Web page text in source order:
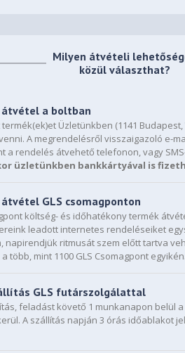
Milyen átvételi
közül választhat?
átvétel a boltban
Üzletünkben (1141
A megrendelésről visszaigazoló e-
a rendelés átvehető telefonon, vagy
üzletünkben bankkártyával is
GLS csomagponton
költség- és időhatékony termék
leadott internetes rendeléseiket
napirendjük ritmusát szem előtt tartva
több, mint 1100 GLS Csomagpont egyikén.
GLS futárszolgálattal
feladást követő 1 munkanapon belül
A szállítás napján 3 órás időablakot